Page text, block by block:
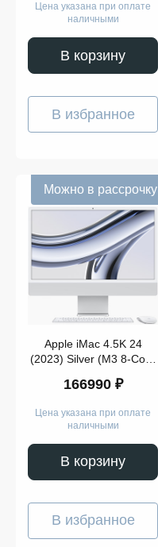
Цена указана при оплате
наличными
В корзину
В избранное
Можно в рассрочку
Apple iMac 4.5K 24
(2023) Silver (M3 8-Core
256Gb)
166990 ₽
Цена указана при оплате
наличными
В корзину
В избранное